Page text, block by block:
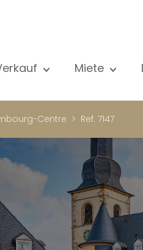
Luxus-Immobilie
International
Wohnhaus
Büro
Miete
Luxus-
Büro
Geschäft
Garage /
Centre Ref. 7147